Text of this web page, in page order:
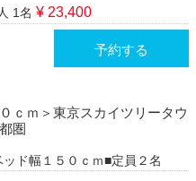
1名 ¥ 23,400
予約する
ｍ＞東京スカイツリータウ
圏
ド幅１５０ｃｍ■定員２名